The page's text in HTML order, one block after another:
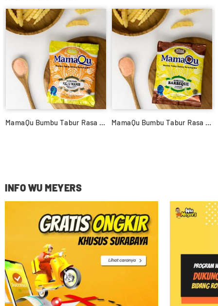
MamaQu Bumbu Tabur Rasa Balado MamaQu Bumbu Tabur Rasa Keju Manis
INFO WU MEYERS